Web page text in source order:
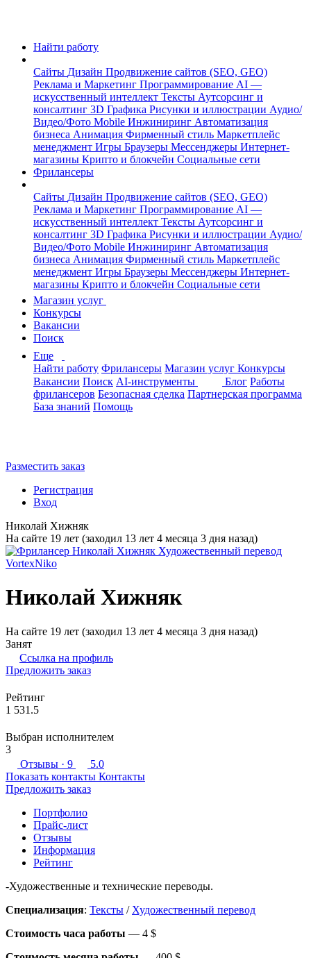
Найти работу
Сайты Дизайн Продвижение сайтов (SEO, GEO)
Реклама и Маркетинг Программирование AI —
искусственный интеллект Тексты Аутсорсинг и
консалтинг 3D Графика Рисунки и иллюстрации Аудио/
Видео/Фото Mobile Инжиниринг Автоматизация
бизнеса Анимация Фирменный стиль Маркетплейс
менеджмент Игры Браузеры Мессенджеры Интернет-
магазины Крипто и блокчейн Социальные сети
Фрилансеры
Сайты Дизайн Продвижение сайтов (SEO, GEO)
Реклама и Маркетинг Программирование AI —
искусственный интеллект Тексты Аутсорсинг и
консалтинг 3D Графика Рисунки и иллюстрации Аудио/
Видео/Фото Mobile Инжиниринг Автоматизация
бизнеса Анимация Фирменный стиль Маркетплейс
менеджмент Игры Браузеры Мессенджеры Интернет-
магазины Крипто и блокчейн Социальные сети
Магазин услуг
Конкурсы
Вакансии
Поиск
Еще
Найти работу Фрилансеры Магазин услуг Конкурсы
Вакансии Поиск AI-инструменты Блог Работы
фрилансеров Безопасная сделка Партнерская программа
База знаний Помощь
Разместить заказ
Регистрация
Вход
Николай Хижняк
На сайте 19 лет (заходил 13 лет 4 месяца 3 дня назад)
Николай Хижняк
На сайте 19 лет (заходил 13 лет 4 месяца 3 дня назад)
Занят
Ссылка на профиль
Предложить заказ
Рейтинг
1 531.5
Выбран исполнителем
3
Отзывы · 9
5.0
Показать контакты Контакты
Предложить заказ
Портфолио
Прайс-лист
Отзывы
Информация
Рейтинг
-Художественные и технические переводы.
Специализация: Тексты / Художественный перевод
Стоимость часа работы — 4 $